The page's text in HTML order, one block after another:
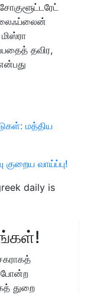
தவிர,
மத்திய
குறைய வாய்ப்பு!
daily is
போன்ற
துறை